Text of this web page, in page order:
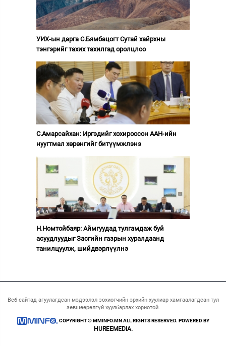
УИХ-ын дарга С.Бямбацогт Сутай хайрхны
тэнгэрийг тахих тахилгад оролцлоо
С.Амарсайхан: Иргэдийг хохироосон ААН-ийн
нуугтмал хөрөнгийг битүүмжлэнэ
Н.Номтойбаяр: Аймгуудад тулгамдаж буй
асуудлуудыг Засгийн газрын хуралдаанд
танилцуулж, шийдвэрлүүлнэ
Веб сайтад агуулагдсан мэдээлэл зохиогчийн эрхийн хуулиар хамгаалагдсан тул
зөвшөөрөлгүй хуулбарлах хориотой.
COPYRIGHT © MMINFO.MN ALL RIGHTS RESERVED. POWERED BY
HUREEMEDIA.